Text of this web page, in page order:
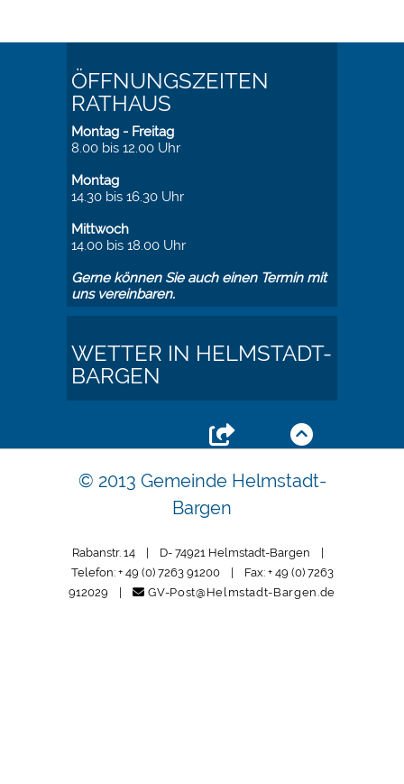
ÖFFNUNGSZEITEN
RATHAUS
Montag - Freitag
8.00 bis 12.00 Uhr
Montag
14.30 bis 16.30 Uhr
Mittwoch
14.00 bis 18.00 Uhr
Gerne können Sie auch einen Termin mit
uns vereinbaren.
WETTER IN HELMSTADT-
BARGEN
© 2013 Gemeinde Helmstadt-
Bargen
Rabanstr. 14 | D- 74921 Helmstadt-Bargen |
Telefon: + 49 (0) 7263 91200 | Fax: + 49 (0) 7263
912029 |
GV-Post@Helmstadt-Bargen.de